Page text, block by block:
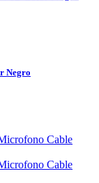
Negro